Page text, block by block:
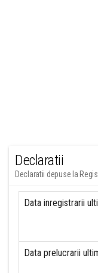
Declaratii
Declaratii depuse la
Data inregistrarii
Data prelucrarii